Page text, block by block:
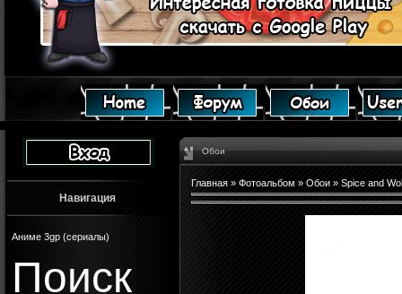
Навигация
Аниме 3gp (сериалы)
Поиск
Обои
Главная » Фотоальбом » Обои » Spice and